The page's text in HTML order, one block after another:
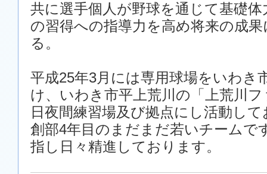
共に選手個人が野球を通じて基礎
の習得への指導力を高め将来の成
る。
平成25年3月には専用球場をいわき
け、いわき市平上荒川の「上荒川
日夜間練習場及び拠点にし活動し
創部4年目のまだまだ若いチームで
指し日々精進しております。